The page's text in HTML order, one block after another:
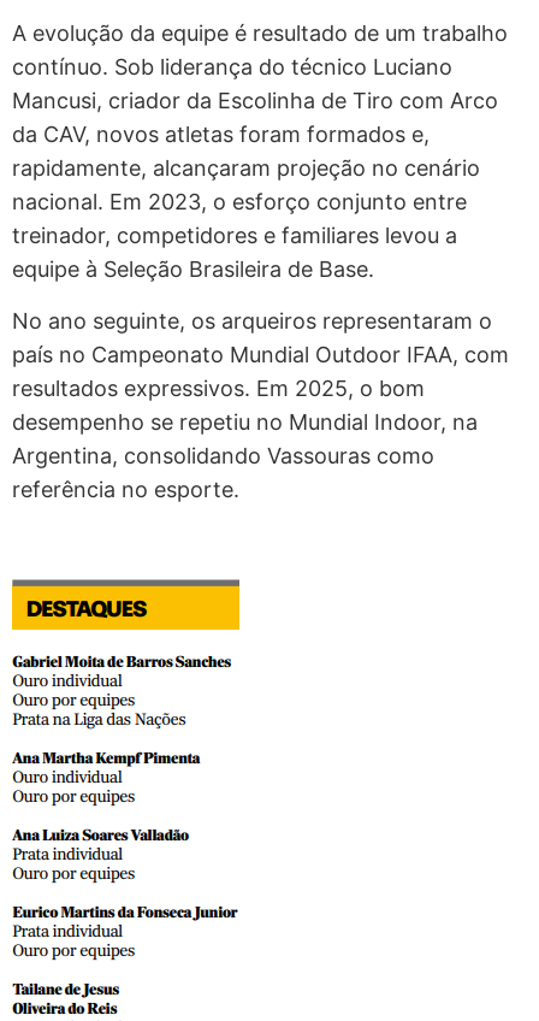
A evolução da equipe é resultado de um trabalho
contínuo. Sob liderança do técnico Luciano
Mancusi, criador da Escolinha de Tiro com Arco
da CAV, novos atletas foram formados e,
rapidamente, alcançaram projeção no cenário
nacional. Em 2023, o esforço conjunto entre
treinador, competidores e familiares levou a
equipe à Seleção Brasileira de Base.
No ano seguinte, os arqueiros representaram o
país no Campeonato Mundial Outdoor IFAA, com
resultados expressivos. Em 2025, o bom
desempenho se repetiu no Mundial Indoor, na
Argentina, consolidando Vassouras como
referência no esporte.